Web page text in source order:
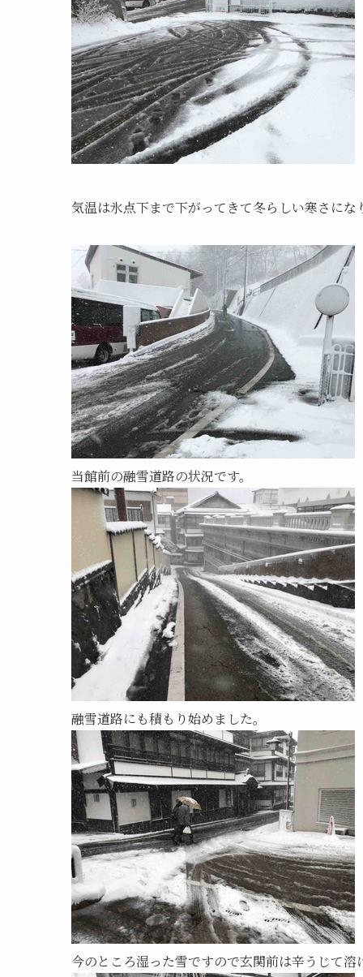
気温は氷点下まで下がってきて冬らしい寒さにな
当館前の融雪道路の状況です。
融雪道路にも積もり始めました。
今のところ湿った雪ですので玄関前は辛うじて溶